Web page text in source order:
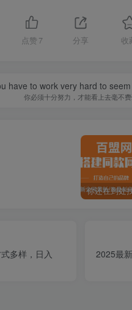
点赞 7 分享 收
have to work very hard to
你必须十分努力，才能看上去毫不
多样，日入
2025最